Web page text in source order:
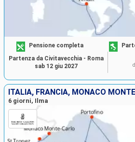
Pensione completa
Partenza da Civitavecchia - Roma
sab 12 giu 2027
ITALIA, FRANCIA, MONACO
6 giorni, Ilma